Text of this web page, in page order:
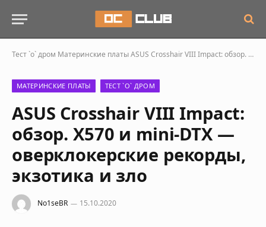
Тест `о` дром Материнские платыASUS Crosshair VIII Impact: обзор. X570 и mini-DTX – оверклокерские рекорды, экзотика и зло
МАТЕРИНСКИЕ ПЛАТЫ ТЕСТ `О` ДРОМ
ASUS Crosshair VIII Impact:
обзор. X570 и mini-DTX —
оверклокерские рекорды,
экзотика и зло
No1seBR 15.10.2020